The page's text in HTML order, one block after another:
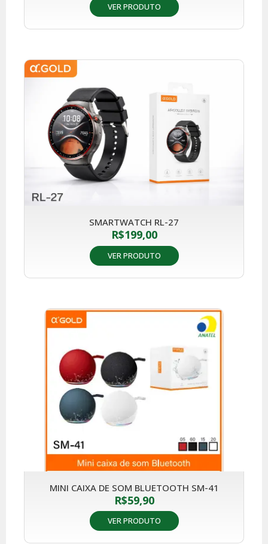
VER PRODUTO
SMARTWATCH RL-27
R$199,00
VER PRODUTO
MINI CAIXA DE SOM BLUETOOTH SM-41
R$59,90
VER PRODUTO